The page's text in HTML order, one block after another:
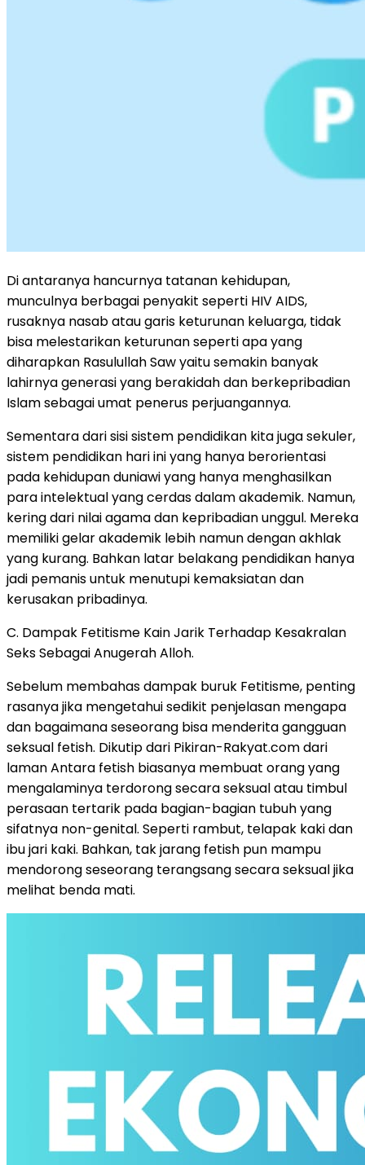
Di antaranya hancurnya tatanan kehidupan,
munculnya berbagai penyakit seperti HIV AIDS,
rusaknya nasab atau garis keturunan keluarga, tidak
bisa melestarikan keturunan seperti apa yang
diharapkan Rasulullah Saw yaitu semakin banyak
lahirnya generasi yang berakidah dan berkepribadian
Islam sebagai umat penerus perjuangannya.
Sementara dari sisi sistem pendidikan kita juga sekuler,
sistem pendidikan hari ini yang hanya berorientasi
pada kehidupan duniawi yang hanya menghasilkan
para intelektual yang cerdas dalam akademik. Namun,
kering dari nilai agama dan kepribadian unggul. Mereka
memiliki gelar akademik lebih namun dengan akhlak
yang kurang. Bahkan latar belakang pendidikan hanya
jadi pemanis untuk menutupi kemaksiatan dan
kerusakan pribadinya.
C. Dampak Fetitisme Kain Jarik Terhadap Kesakralan
Seks Sebagai Anugerah Alloh.
Sebelum membahas dampak buruk Fetitisme, penting
rasanya jika mengetahui sedikit penjelasan mengapa
dan bagaimana seseorang bisa menderita gangguan
seksual fetish. Dikutip dari Pikiran-Rakyat.com dari
laman Antara fetish biasanya membuat orang yang
mengalaminya terdorong secara seksual atau timbul
perasaan tertarik pada bagian-bagian tubuh yang
sifatnya non-genital. Seperti rambut, telapak kaki dan
ibu jari kaki. Bahkan, tak jarang fetish pun mampu
mendorong seseorang terangsang secara seksual jika
melihat benda mati.